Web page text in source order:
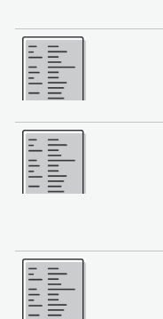
ច្រើន
ច្រើន
ច្រើន